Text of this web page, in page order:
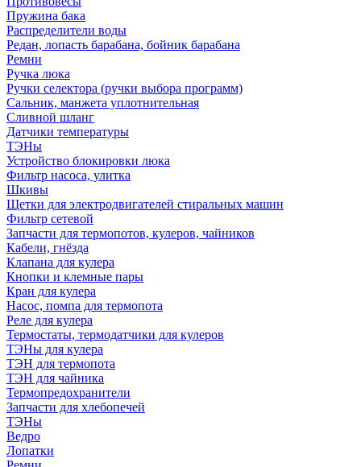
Пружина бака
Распределители воды
Редан, лопасть барабана, бойник барабана
Ремни
Ручка люка
Ручки селектора (ручки выбора программ)
Сальник, манжета уплотнительная
Сливной шланг
Датчики температуры
ТЭНы
Устройство блокировки люка
Фильтр насоса, улитка
Шкивы
Щетки для электродвигателей стиральных машин
Фильтр сетевой
Запчасти для термопотов, кулеров, чайников
Кабели, гнёзда
Клапана для кулера
Кнопки и клемные пары
Кран для кулера
Насос, помпа для термопота
Реле для кулера
Термостаты, термодатчики для кулеров
ТЭНы для кулера
ТЭН для термопота
ТЭН для чайника
Термопредохранители
Запчасти для хлебопечей
ТЭНы
Ведро
Лопатки